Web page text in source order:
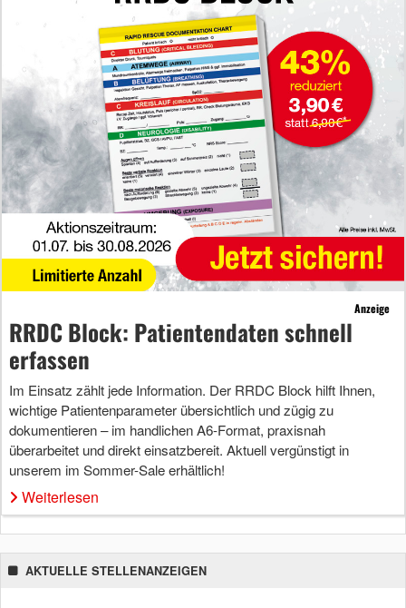
Anzeige
RRDC Block: Patientendaten schnell
erfassen
Im Einsatz zählt jede Information. Der RRDC Block hilft Ihnen,
wichtige Patientenparameter übersichtlich und zügig zu
dokumentieren – im handlichen A6-Format, praxisnah
überarbeitet und direkt einsatzbereit. Aktuell vergünstigt in
unserem im Sommer-Sale erhältlich!
Weiterlesen
AKTUELLE STELLENANZEIGEN